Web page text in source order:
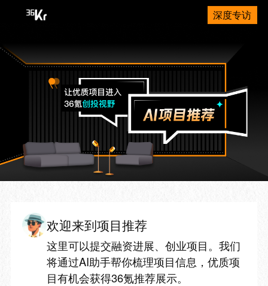
深度专访
欢迎来到项目推荐
这里可以提交融资进展、创业项目。我们
将通过AI助手帮你梳理项目信息，优质项
目有机会获得36氪推荐展示。